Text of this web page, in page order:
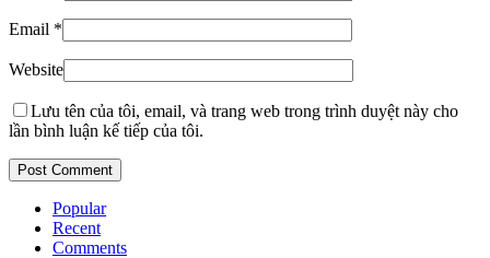
Email *
Website
Lưu tên của tôi, email, và trang web trong trình duyệt này cho
lần bình luận kế tiếp của tôi.
Popular
Recent
Comments